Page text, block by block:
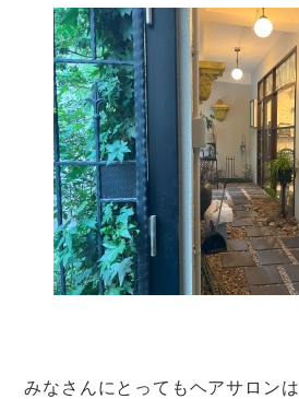
みなさんにとってもヘアサロンは